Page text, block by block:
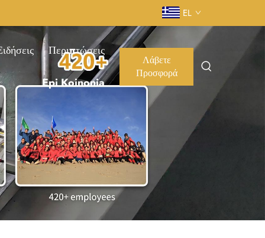
EL
Περιπτώσεις
Epi Koinonia
Λάβετε
Προσφορά